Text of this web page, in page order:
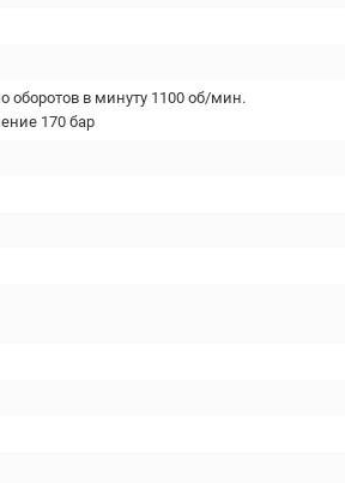
оборотов в минуту 1100 об/мин.
170 бар